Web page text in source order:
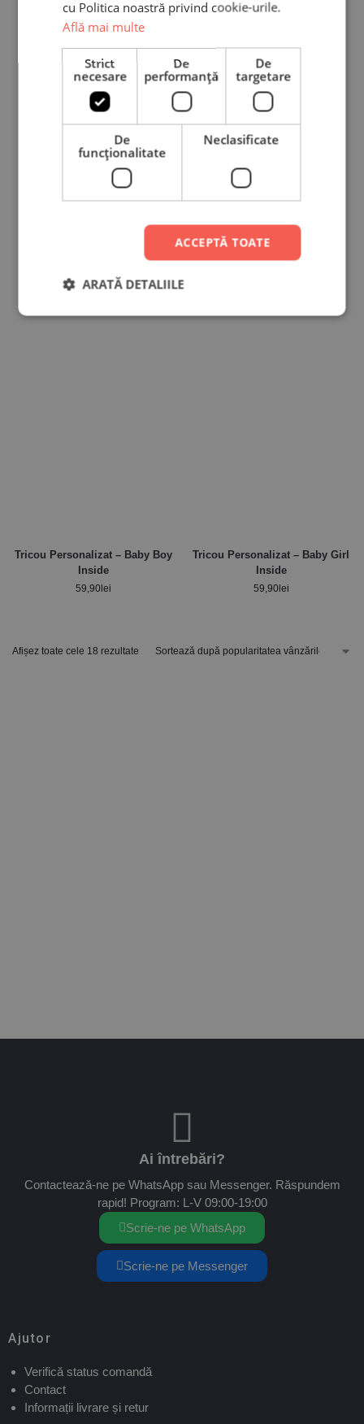
139,00lei 120,00
Set 2 Tricouri Personalizate +
Body – Easter Time Baby Girl
Tricou Personalizat – Baby Boy
Inside
59,90lei
Tricou Personalizat – Baby Girl
Inside
59,90lei
Afișez toate cele 18 rezultate
Ai întrebări?
Contactează-ne pe WhatsApp sau Messenger. Răspundem
rapid! Program: L-V 09:00-19:00
Scrie-ne pe WhatsApp
Scrie-ne pe Messenger
Ajutor
Verifică status comandă
Contact
Informații livrare și retur
cu Politica noastră privind cookie-urile.
Află mai multe
Strict
necesare
De
performanță
De
targetare
De
funcţionalitate
Neclasificate
ACCEPTĂ TOATE
ARATĂ DETALIILE